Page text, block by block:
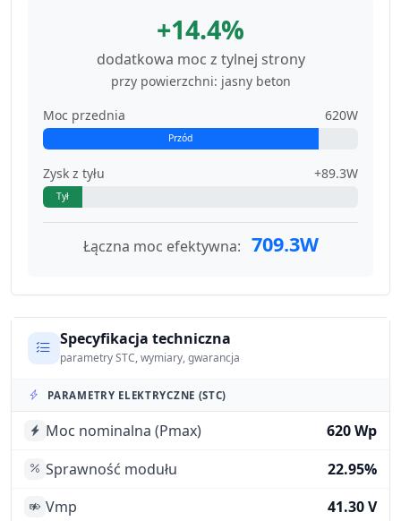
+14.4%
dodatkowa moc z tylnej strony
przy powierzchni: jasny beton
Moc przednia
620W
Przód
Zysk z tyłu +89.3W
Tył
Łączna moc efektywna: 709.3W
Specyfikacja techniczna
parametry STC, wymiary, gwarancja
PARAMETRY ELEKTRYCZNE (STC)
Moc nominalna (Pmax)
620 Wp
Sprawność modułu
22.95%
Vmp
41.30 V